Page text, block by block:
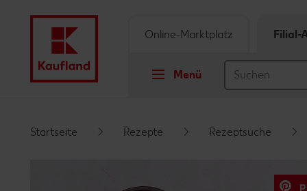
Menü
Online-Marktplatz Filial-
Startseite Rezepte Rezeptsuche